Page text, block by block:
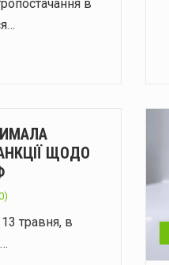
в
ЩОДО
травня, в